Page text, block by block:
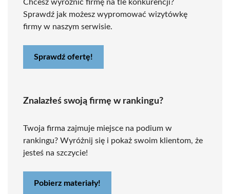
Chcesz wyróżnić firmę na tle konkurencji?
Sprawdź jak możesz wypromować wizytówkę
firmy w naszym serwisie.
Sprawdź ofertę!
Znalazłeś swoją firmę w rankingu?
Twoja firma zajmuje miejsce na podium w
rankingu? Wyróżnij się i pokaż swoim klientom, że
jesteś na szczycie!
Pobierz materiały!